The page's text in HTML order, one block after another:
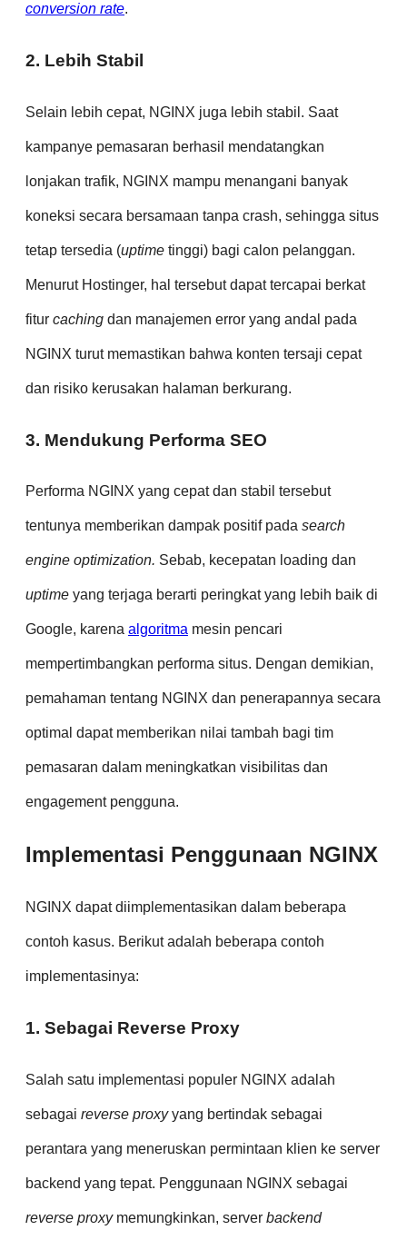
conversion rate.
2. Lebih Stabil
Selain lebih cepat, NGINX juga lebih stabil. Saat
kampanye pemasaran berhasil mendatangkan
lonjakan trafik, NGINX mampu menangani banyak
koneksi secara bersamaan tanpa crash, sehingga situs
tetap tersedia (uptime tinggi) bagi calon pelanggan.
Menurut Hostinger, hal tersebut dapat tercapai berkat
fitur caching dan manajemen error yang andal pada
NGINX turut memastikan bahwa konten tersaji cepat
dan risiko kerusakan halaman berkurang.
3. Mendukung Performa SEO
Performa NGINX yang cepat dan stabil tersebut
tentunya memberikan dampak positif pada search
engine optimization. Sebab, kecepatan loading dan
uptime yang terjaga berarti peringkat yang lebih baik di
Google, karena algoritma mesin pencari
mempertimbangkan performa situs. Dengan demikian,
pemahaman tentang NGINX dan penerapannya secara
optimal dapat memberikan nilai tambah bagi tim
pemasaran dalam meningkatkan visibilitas dan
engagement pengguna.
Implementasi Penggunaan NGINX
NGINX dapat diimplementasikan dalam beberapa
contoh kasus. Berikut adalah beberapa contoh
implementasinya:
1. Sebagai Reverse Proxy
Salah satu implementasi populer NGINX adalah
sebagai reverse proxyyang bertindak sebagai
perantara yang meneruskan permintaan klien ke server
backend yang tepat. Penggunaan NGINX sebagai
reverse proxy memungkinkan, server backend